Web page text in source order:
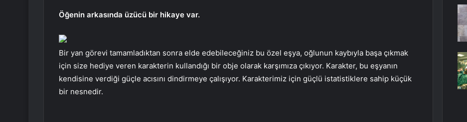
Öğenin arkasında üzücü bir hikaye var.
Bir yan görevi tamamladıktan sonra elde edebileceğiniz bu özel eşya, oğlunun kaybıyla başa çıkmak
için size hediye veren karakterin kullandığı bir obje olarak karşımıza çıkıyor. Karakter, bu eşyanın
kendisine verdiği güçle acısını dindirmeye çalışıyor. Karakterimiz için güçlü istatistiklere sahip küçük
bir nesnedir.